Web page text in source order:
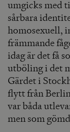
umgicks med
sårbara
homosexuell,
främmande
idag är det få
utböling i det
Gärdet i
flytt från
var båda
men som